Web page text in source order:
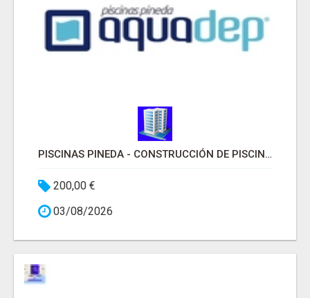
PISCINAS PINEDA - CONSTRUCCIÓN DE PISCINAS MADRID
200,00 €
03/08/2026